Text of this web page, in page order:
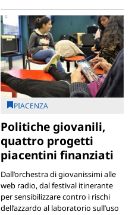
PIACENZA
Politiche giovanili,
quattro progetti
piacentini finanziati
Dall’orchestra di giovanissimi alle
web radio, dal festival itinerante
per sensibilizzare contro i rischi
dell’azzardo al laboratorio sull’uso